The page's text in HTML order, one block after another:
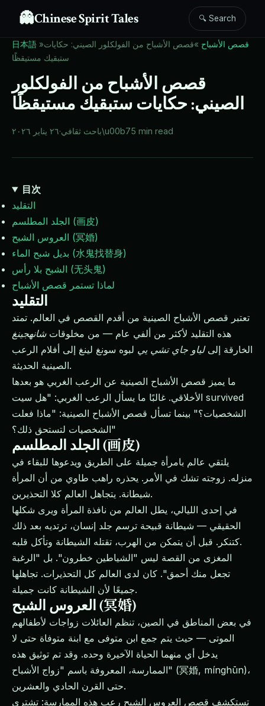
👻Chinese Spirit Tales 🔍 Search
日本語 » قصص الأشباح »قصص الأشباح من الفولكلور الصيني: حكايات
ستبقيك مستيقظًا
قصص الأشباح من الفولكلور
الصيني: حكايات ستبقيك مستيقظًا
٢٦ يناير ٢٠٢٦·باحث ثقافي\u00b75 min read
目次
التقليد
الجلد المطلسم (画皮)
العروس الشبح (冥婚)
بديل شبح الماء (水鬼找替身)
الشبح بلا رأس (无头鬼)
لماذا تستمر قصص الأشباح
التقليد
تعتبر قصص الأشباح الصينية من أقدم القصص في العالم. تمتد
هذه التقليد لأكثر من ألفي عام — من مخلوقاتشانهجينغ
الخارقة إلىلياو جاي تشي يي لبوه سونغ لينغ إلى أفلام الرعب
الصينية الحديثة.
ما يميز قصص الأشباح الصينية عن الرعب الغربي هو بعدها
الأخلاقي. غالبًا ما يسأل الرعب الغربي: "هل سيت survived
الشخصيات؟" بينما تسأل قصص الأشباح الصينية: "ماذا فعلت
الشخصيات لتستحق ذلك؟"
الجلد المطلسم (画皮)
يلتقي عالم بامرأة جميلة على الطريق ويدعوها للبقاء في
منزله. زوجته تشك في الأمر. يحذره راهب طاوي من أن المرأة
شيطانة. يتجاهل العالم كلا التحذيرين.
في إحدى الليالي، يطل العالم من نافذة المرأة ويرى شكلها
الحقيقي — شيطانة قبيحة ترسم جلد إنسان، ترتديه بعد ذلك
كتنكر. قبل أن يتمكن من الهرب، تقتله الشيطانة وتأكل قلبه.
المغزى من القصة ليس "الشياطين خطرون". بل "الرغبة
تجعل منك أحمق". كان لدى العالم كل التحذيرات. تجاهلها
جميعًا لأن الشيطانة كانت جميلة.
العروس الشبح (冥婚)
في بعض المناطق في الصين، تنظم العائلات زواجات لأطفالهم
الموتى — حيث يتم جمع ابن متوفى مع ابنة متوفاة حتى لا
يدخل أي منهما الحياة الآخيرة وحده. وقد تم توثيق هذه
الممارسة، المعروفة باسم "زواج الأشباح" (冥婚, mínghūn)،
حتى القرن الحادي والعشرين.
تستكشف قصص العروس الشبح رعب هذه الممارسة: تشتري